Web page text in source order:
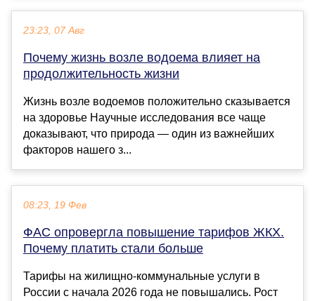
23:23, 07 Авг
Почему жизнь возле водоема влияет на
продолжительность жизни
Жизнь возле водоемов положительно сказывается
на здоровье Научные исследования все чаще
доказывают, что природа — один из важнейших
факторов нашего з...
08:23, 19 Фев
ФАС опровергла повышение тарифов ЖКХ.
Почему платить стали больше
Тарифы на жилищно-коммунальные услуги в
России с начала 2026 года не повышались. Рост